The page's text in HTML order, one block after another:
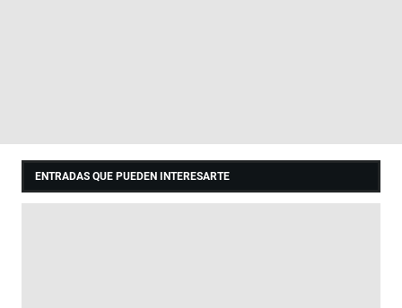
ENTRADAS QUE PUEDEN INTERESARTE